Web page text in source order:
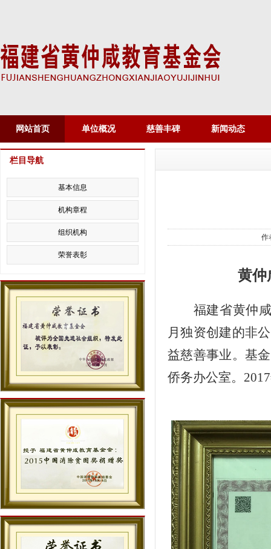
网站首页 单位概况 慈善丰碑 新闻动态
作
黄仲
福建省黄仲
月独资创建的非
益慈善事业。基
侨务办公室。
栏目导航
基本信息
机构章程
组织机构
荣誉表彰